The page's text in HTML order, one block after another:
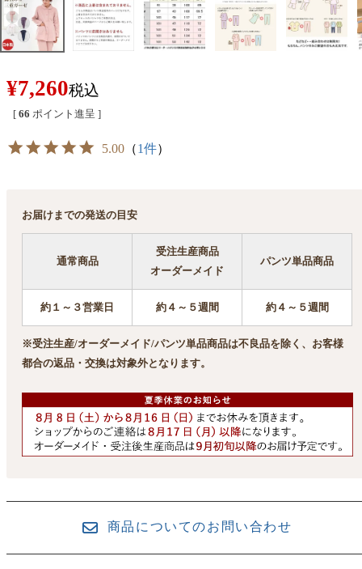
¥7,260税込
[ 66 ポイント進呈 ]
5.00 （1件）
お届けまでの発送の目安
通常商品
受注生産商品
オーダーメイド
パンツ単品商品
約１～３営業日 約４～５週間 約４～５週間
※受注生産/オーダーメイド/パンツ単品商品は不良品を除く、お客様
都合の返品・交換は対象外となります。
商品についてのお問い合わせ